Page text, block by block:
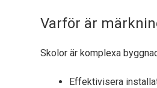
Varför är
Skolor är komplexa
Effektivisera